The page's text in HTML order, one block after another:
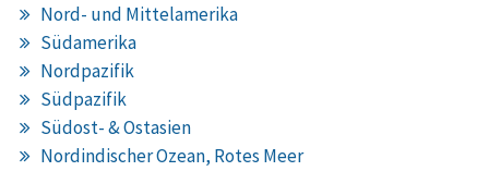
Nord- und Mittelamerika
Südamerika
Nordpazifik
Südpazifik
Südost- & Ostasien
Nordindischer Ozean, Rotes Meer